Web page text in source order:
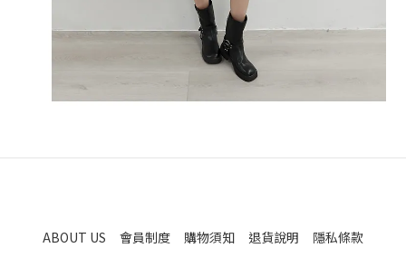
ABOUT US 會員制度 購物須知 退貨說明 隱私條款